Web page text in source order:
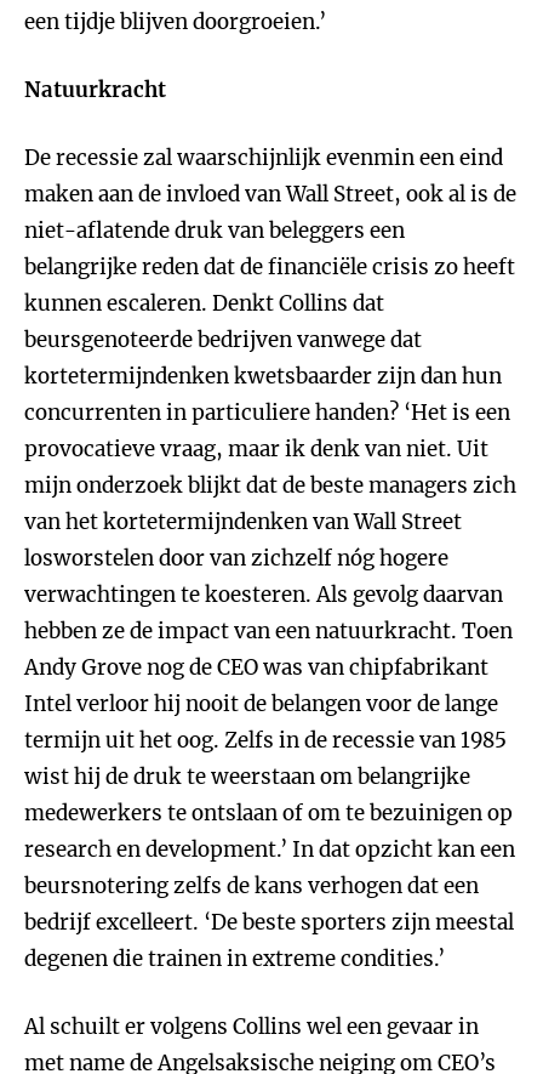
een tijdje blijven doorgroeien.’
Natuurkracht
De recessie zalwaarschijnlijkevenmin een eind
maken aan de invloed van Wall Street, ook al is de
niet-aflatende druk van beleggers een
belangrijke reden dat de financiële crisis zo heeft
kunnen escaleren. Denkt Collins dat
beursgenoteerde bedrijven vanwege dat
kortetermijndenken kwetsbaarder zijn dan hun
concurrenten in particuliere handen? ‘Het is een
provocatieve vraag, maar ik denk van niet. Uit
mijn onderzoek blijkt dat de beste managers zich
van het kortetermijndenken van Wall Street
losworstelen door van zichzelf nóg hogere
verwachtingen te koesteren. Als gevolg daarvan
hebben ze de impact van een natuurkracht. Toen
Andy Grove nog de CEO was van chipfabrikant
Intel verloor hij nooit de belangen voor de lange
termijn uit het oog. Zelfs in de recessie van 1985
wist hij de druk te weerstaan om belangrijke
medewerkers te ontslaan of om te bezuinigen op
research en development.’ In dat opzicht kan een
beursnotering zelfs de kans verhogen dat een
bedrijf excelleert. ‘De beste sporters zijn meestal
degenen die trainen in extreme condities.’
Al schuilt er volgens Collins wel een gevaar in
met name de Angelsaksische neiging om CEO’s